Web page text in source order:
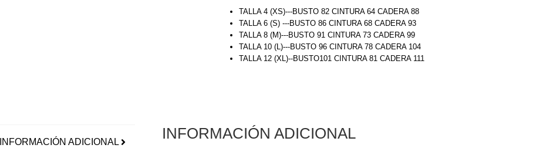
TALLA 4 (XS)---BUSTO 82 CINTURA 64 CADERA 88
TALLA 6 (S) ---BUSTO 86 CINTURA 68 CADERA 93
TALLA 8 (M)---BUSTO 91 CINTURA 73 CADERA 99
TALLA 10 (L)---BUSTO 96 CINTURA 78 CADERA 104
TALLA 12 (XL)--BUSTO101 CINTURA 81 CADERA 111
INFORMACIÓN ADICIONAL
INFORMACIÓN ADICIONAL